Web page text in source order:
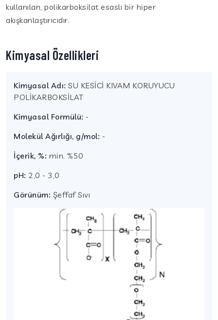
kullanılan, polikarboksilat esaslı bir hiper
akışkanlaştırıcıdır.
Kimyasal Özellikleri
Kimyasal Adı: SU KESİCİ KIVAM KORUYUCU
POLİKARBOKSİLAT
Kimyasal Formülü: -
Molekül Ağırlığı, g/mol: -
İçerik, %: min. %50
pH: 2,0 - 3,0
Görünüm: Şeffaf Sıvı